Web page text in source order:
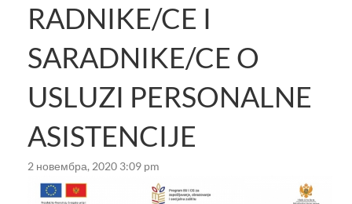
RADNIKE/CE I
SARADNIKE/CE O
USLUZI PERSONALNE
ASISTENCIJE
2 новембра, 2020 3:09 pm